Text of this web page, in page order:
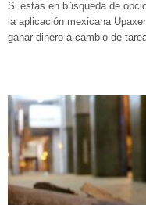
Si estás en búsqueda de
la aplicación mexicana
ganar dinero a cambio de